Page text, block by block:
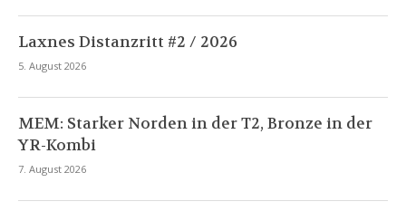
Laxnes Distanzritt #2 / 2026
5. August 2026
MEM: Starker Norden in der T2, Bronze in der
YR-Kombi
7. August 2026